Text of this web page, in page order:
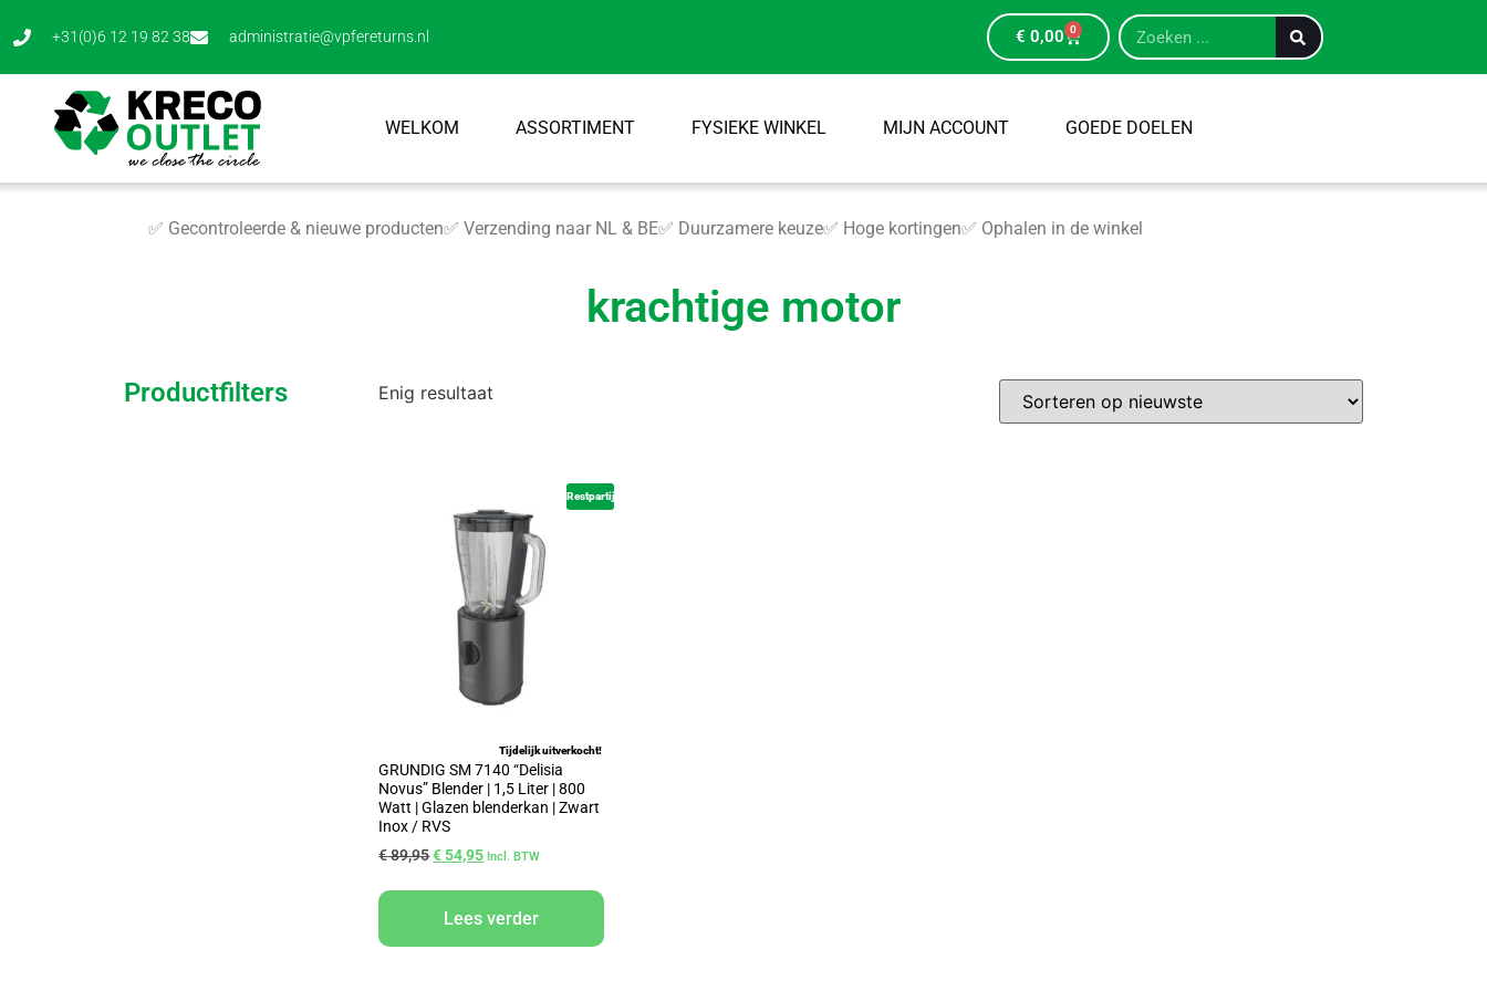
+31(0)6 12 19 82 38 administratie@vpfereturns.nl € 0,00 0
WELKOM ASSORTIMENT FYSIEKE WINKEL MIJN ACCOUNT GOEDE DOELEN
✅ Gecontroleerde & nieuwe producten✅ Verzending naar NL & BE✅ Duurzamere keuze✅ Hoge kortingen✅ Ophalen in de winkel
krachtige motor
Productfilters Enig resultaat
Restpartij
Tijdelijk uitverkocht!
GRUNDIG SM 7140 “Delisia
Novus” Blender | 1,5 Liter | 800
Watt | Glazen blenderkan | Zwart
Inox / RVS
€89,95€54,95 Incl. BTW
Lees verder